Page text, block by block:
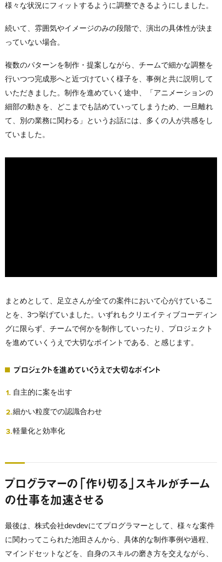
様々な状況にフィットするように調整できるようにしました。
続いて、雰囲気やイメージのみの段階で、演出の具体性が決ま
っていない場合。
複数のパターンを制作・提案しながら、チームで細かな調整を
行いつつ完成形へと近づけていく様子を、事例と共に説明して
いただきました。制作を進めていく途中、「アニメーションの
細部の動きを、どこまでも詰めていってしまうため、一旦離れ
て、別の業務に関わる」というお話には、多くの人が共感をし
ていました。
まとめとして、足立さんが全ての案件において心がけているこ
とを、3つ挙げていました。いずれもクリエイティブコーディン
グに限らず、チームで何かを制作していったり、プロジェクト
を進めていくうえで大切なポイントである、と感じます。
プロジェクトを進めていくうえで大切なポイント
自主的に案を出す
細かい粒度での認識合わせ
軽量化と効率化
プログラマーの「作り切る」スキルがチーム
の仕事を加速させる
最後は、株式会社devdevにてプログラマーとして、様々な案件
に関わってこられた池田さんから、具体的な制作事例や過程、
マインドセットなどを、自身のスキルの磨き方を交えながら、